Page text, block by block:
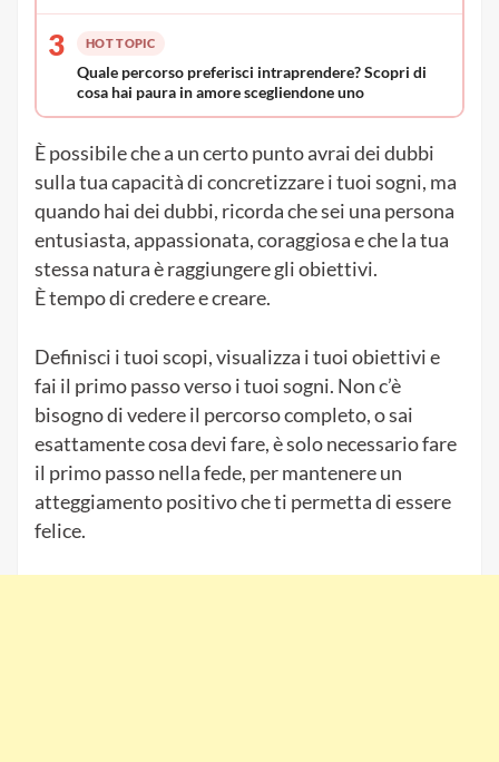
3 HOT TOPIC
Quale percorso preferisci intraprendere? Scopri di
cosa hai paura in amore scegliendone uno
È possibile che a un certo punto avrai dei dubbi
sulla tua capacità di concretizzare i tuoi sogni, ma
quando hai dei dubbi, ricorda che sei una persona
entusiasta, appassionata, coraggiosa e che la tua
stessa natura è raggiungere gli obiettivi.
È tempo di credere e creare.
Definisci i tuoi scopi, visualizza i tuoi obiettivi e
fai il primo passo verso i tuoi sogni. Non c’è
bisogno di vedere il percorso completo, o sai
esattamente cosa devi fare, è solo necessario fare
il primo passo nella fede, per mantenere un
atteggiamento positivo che ti permetta di essere
felice.